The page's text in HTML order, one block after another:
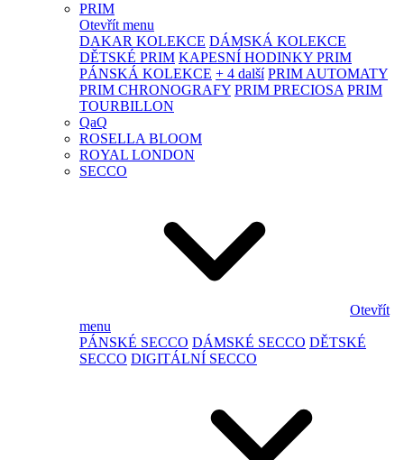
PRIM
Otevřít menu
DAKAR KOLEKCE DÁMSKÁ KOLEKCE
DĚTSKÉ PRIM KAPESNÍ HODINKY PRIM
PÁNSKÁ KOLEKCE + 4 další PRIM AUTOMATY
PRIM CHRONOGRAFY PRIM PRECIOSA PRIM
TOURBILLON
QaQ
ROSELLA BLOOM
ROYAL LONDON
SECCO
Otevřít
menu
PÁNSKÉ SECCO DÁMSKÉ SECCO DĚTSKÉ
SECCO DIGITÁLNÍ SECCO